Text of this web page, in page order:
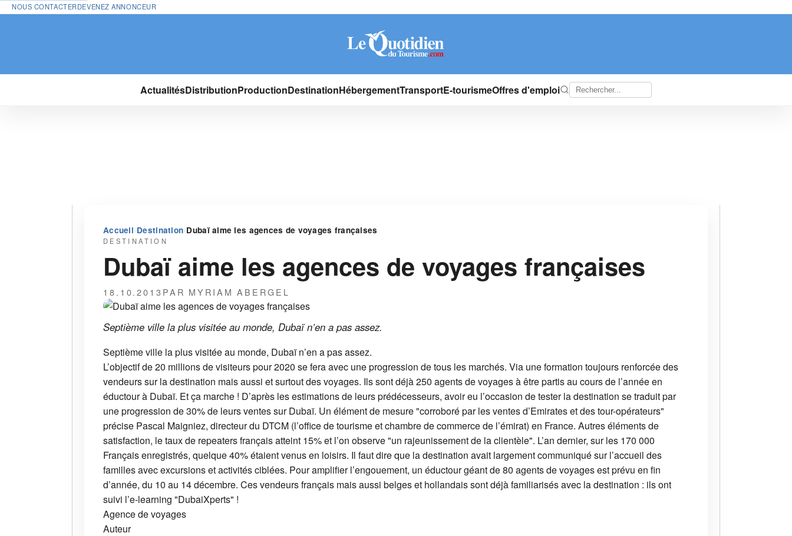
NOUS CONTACTERDEVENEZ ANNONCEUR
ActualitésDistributionProductionDestinationHébergementTransportE-tourismeOffres d'emploi
Accueil›Destination›Dubaï aime les agences de voyages françaises
DESTINATION
Dubaï aime les agences de voyages françaises
18.10.2013PAR MYRIAM ABERGEL
Septième ville la plus visitée au monde, Dubaï n’en a pas assez.
Septième ville la plus visitée au monde, Dubaï n’en a pas assez.
L’objectif de 20 millions de visiteurs pour 2020 se fera avec une progression de tous les marchés. Via une formation toujours renforcée des
vendeurs sur la destination mais aussi et surtout des voyages. Ils sont déjà 250 agents de voyages à être partis au cours de l’année en
éductour à Dubaï. Et ça marche ! D’après les estimations de leurs prédécesseurs, avoir eu l’occasion de tester la destination se traduit par
une progression de 30% de leurs ventes sur Dubaï. Un élément de mesure "corroboré par les ventes d’Emirates et des tour-opérateurs"
précise Pascal Maigniez, directeur du DTCM (l’office de tourisme et chambre de commerce de l’émirat) en France. Autres éléments de
satisfaction, le taux de repeaters français atteint 15% et l’on observe "un rajeunissement de la clientèle". L’an dernier, sur les 170 000
Français enregistrés, quelque 40% étaient venus en loisirs. Il faut dire que la destination avait largement communiqué sur l’accueil des
familles avec excursions et activités ciblées. Pour amplifier l’engouement, un éductour géant de 80 agents de voyages est prévu en fin
d’année, du 10 au 14 décembre. Ces vendeurs français mais aussi belges et hollandais sont déjà familiarisés avec la destination : ils ont
suivi l’e-learning "DubaiXperts" !
Agence de voyages
Auteur